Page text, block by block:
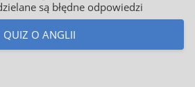
są błędne odpowiedzi
QUIZ O ANGLII